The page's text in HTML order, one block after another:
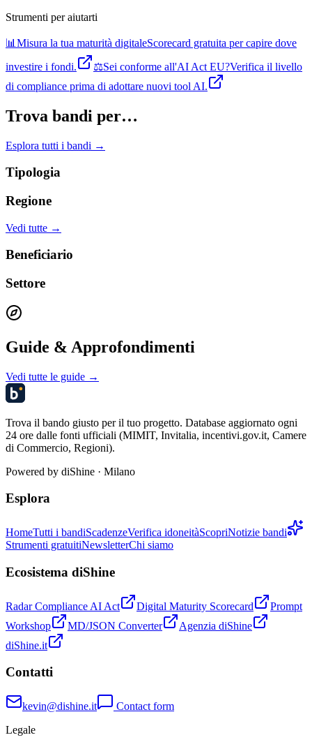
Strumenti per aiutarti
📊 Misura la tua maturità digitaleScorecard gratuita per capire dove
investire i fondi.
⚖️Sei conforme all'AI Act EU?Verifica il livello
di compliance prima di adottare nuovi tool AI.
Trova bandi per…
Esplora tutti i bandi →
Tipologia
Regione
Vedi tutte →
Beneficiario
Settore
Guide & Approfondimenti
Vedi tutte le guide →
Trova il bando giusto per il tuo progetto. Database aggiornato ogni
24 ore dalle fonti ufficiali (MIMIT, Invitalia, incentivi.gov.it, Camere
di Commercio, Regioni).
Powered by diShine · Milano
Esplora
HomeTutti i bandiScadenzeVerifica idoneitàScopriNotizie bandi
Strumenti gratuitiNewsletterChi siamo
Ecosistema diShine
Radar Compliance AI Act Digital Maturity Scorecard
Prompt
Workshop
MD/JSON Converter
Agenzia diShine
diShine.it
Contatti
kevin@dishine.it
Contact form
Legale